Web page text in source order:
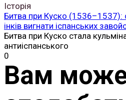
Історія
Битва при Куско (1536–1537):
інків вигнати іспанських
Битва при Куско стала
антиіспанського
0
Вам